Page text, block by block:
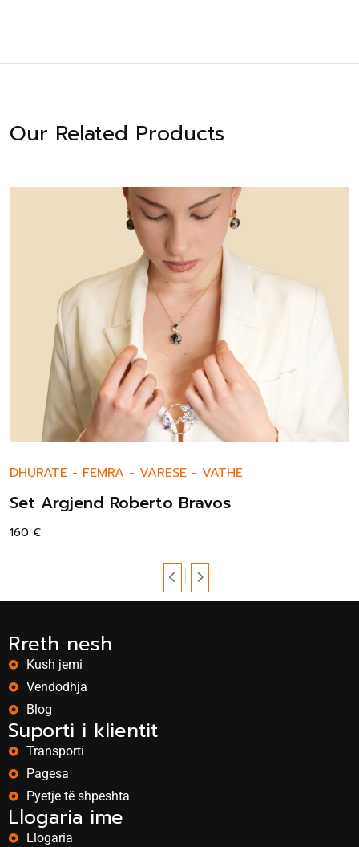
Our Related Products
DHURATË - FEMRA - VARËSE - VATHË
Set Argjend Roberto Bravos
160 €
Rreth nesh
Kush jemi
Vendodhja
Blog
Suporti i klientit
Transporti
Pagesa
Pyetje të shpeshta
Llogaria ime
Llogaria